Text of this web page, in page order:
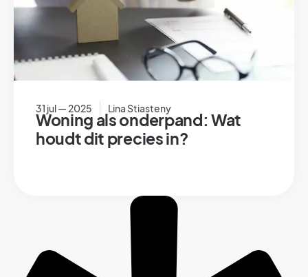
31 jul — 2025 Lina Stiasteny
Woning als onderpand: Wat
houdt dit precies in?